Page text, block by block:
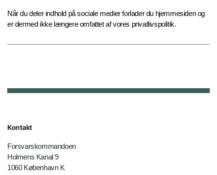
Når du deler indhold på sociale medier forlader du hjemmesiden og
er dermed ikke længere omfattet af vores privatlivspolitik.
Kontakt
Forsvarskommandoen
Holmens Kanal 9
1060 København K